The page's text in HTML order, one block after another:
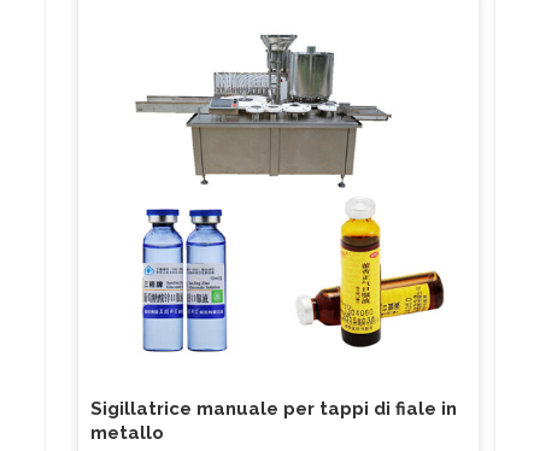
Sigillatrice manuale per tappi di fiale in
metallo